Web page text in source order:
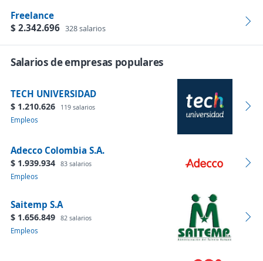
Freelance
$ 2.342.696 328 salarios
Salarios de empresas populares
TECH UNIVERSIDAD
$ 1.210.626 119 salarios
Empleos
Adecco Colombia S.A.
$ 1.939.934 83 salarios
Empleos
Saitemp S.A
$ 1.656.849 82 salarios
Empleos